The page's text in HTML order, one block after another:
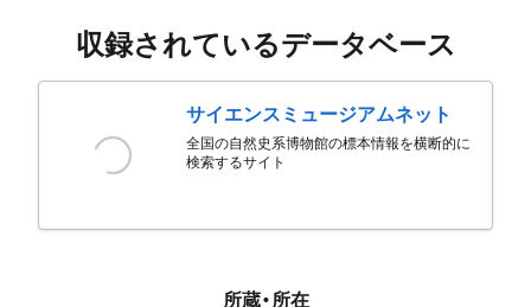
収録されているデータベース
サイエンスミュージアムネット
全国の自然史系博物館の標本情報を横断的に
検索するサイト
所蔵・所在